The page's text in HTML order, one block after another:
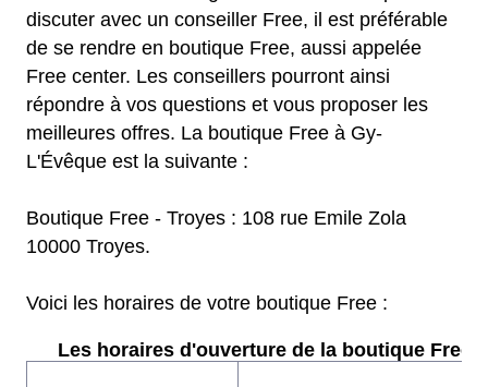
discuter avec un conseiller Free, il est préférable
de se rendre en boutique Free, aussi appelée
Free center. Les conseillers pourront ainsi
répondre à vos questions et vous proposer les
meilleures offres. La boutique Free à Gy-
L'Évêque est la suivante :
Boutique Free - Troyes : 108 rue Emile Zola
10000 Troyes.
Voici les horaires de votre boutique Free :
Les horaires d'ouverture de la boutique Free :